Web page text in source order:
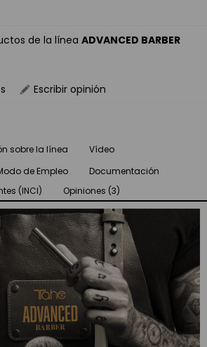
de la línea ADVANCED BARBER
Escribir opinión
sobre la línea
Vídeo
de Empleo
Documentación
(INCI) Opiniones (3)